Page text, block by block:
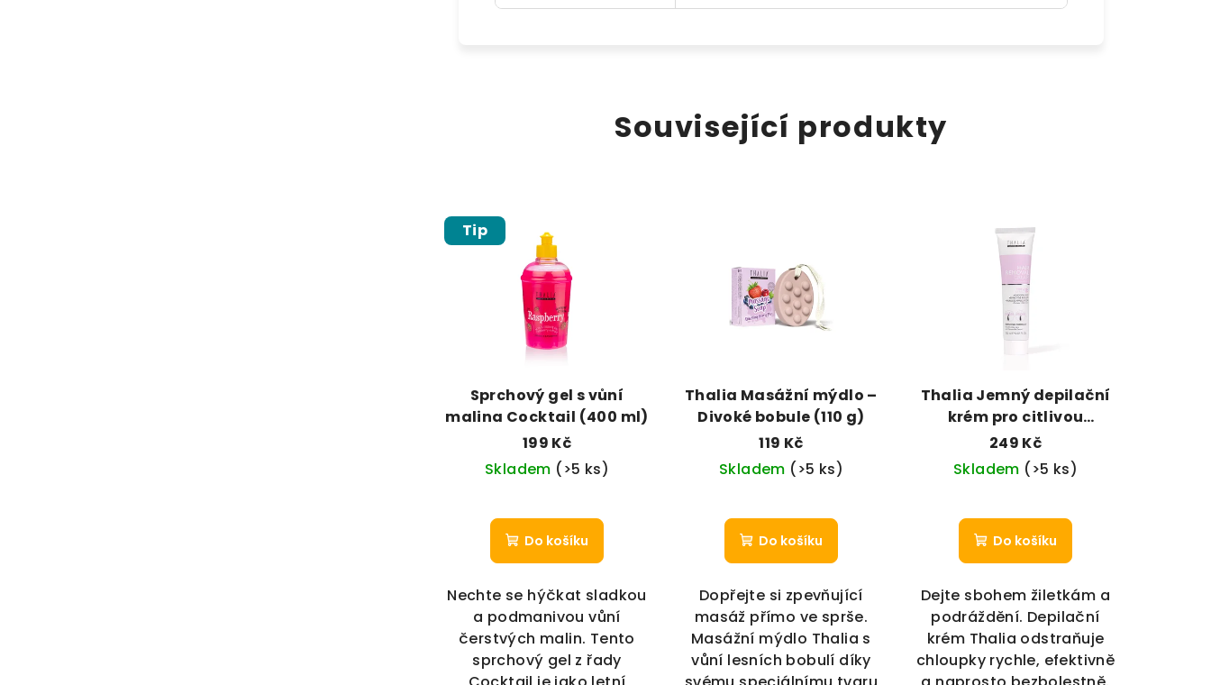
Související produkty
Tip
Sprchový gel s vůní
malina Cocktail (400 ml)
199 Kč
Skladem (>5 ks)
Do košíku
Nechte se hýčkat sladkou
a podmanivou vůní
čerstvých malin. Tento
sprchový gel z řady
Thalia Masážní mýdlo –
Divoké bobule (110 g)
119 Kč
Skladem (>5 ks)
Do košíku
Dopřejte si zpevňující
masáž přímo ve sprše.
Masážní mýdlo Thalia s
vůní lesních bobulí díky
Thalia Jemný depilační
krém pro citlivou
pokožku
249 Kč
Skladem (>5 ks)
Do košíku
Dejte sbohem žiletkám a
podráždění. Depilační
krém Thalia odstraňuje
chloupky rychle, efektivně